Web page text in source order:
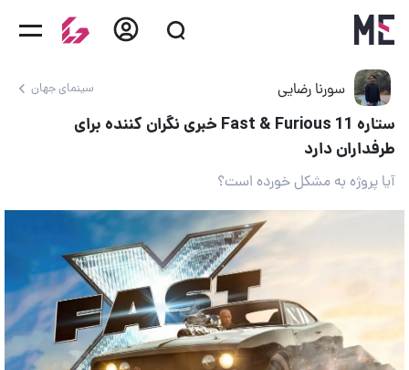
سورنا رضایی سینمای جهان
ستاره Fast & Furious 11 خبری نگران کننده برای
طرفداران دارد
آیا پروژه به مشکل خورده است؟